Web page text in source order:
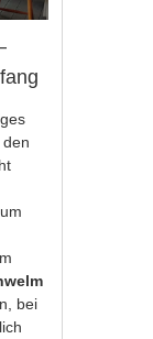
bei